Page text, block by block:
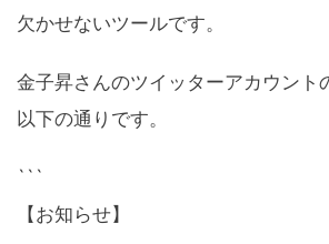
欠かせないツールです。
金子昇さんのツイッターアカウント
以下の通りです。
```
【お知らせ】